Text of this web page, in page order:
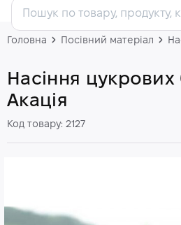
Головна Посівний матеріал
Насіння цукрових
Акація
Код товару: 2127